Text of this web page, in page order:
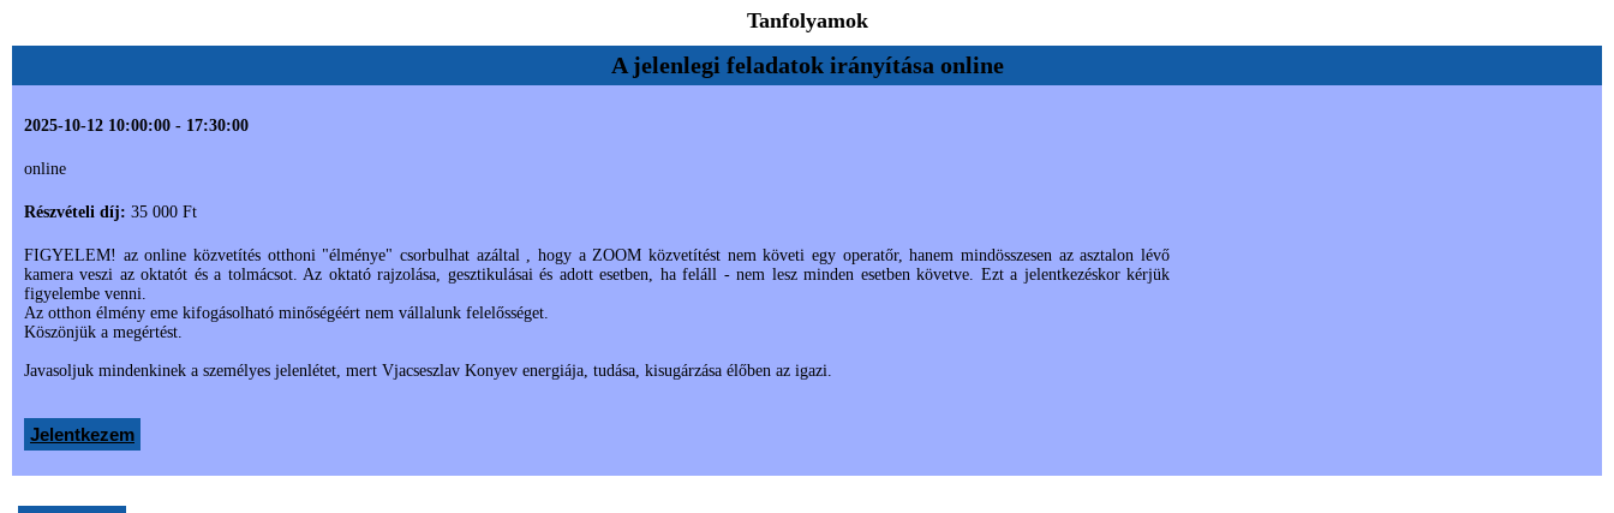
Tanfolyamok
A jelenlegi feladatok irányítása online
2025-10-12 10:00:00 - 17:30:00
online
Részvételi díj: 35 000 Ft
FIGYELEM! az online közvetítés otthoni "élménye" csorbulhat azáltal , hogy a ZOOM közvetítést nem követi egy operatőr, hanem mindösszesen az asztalon lévő
kamera veszi az oktatót és a tolmácsot. Az oktató rajzolása, gesztikulásai és adott esetben, ha feláll - nem lesz minden esetben követve. Ezt a jelentkezéskor kérjük
figyelembe venni.
Az otthon élmény eme kifogásolható minőségéért nem vállalunk felelősséget.
Köszönjük a megértést.
Javasoljuk mindenkinek a személyes jelenlétet, mert Vjacseszlav Konyev energiája, tudása, kisugárzása élőben az igazi.
Jelentkezem